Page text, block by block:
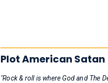
Plot American Satan
"Rock & roll is where God and The